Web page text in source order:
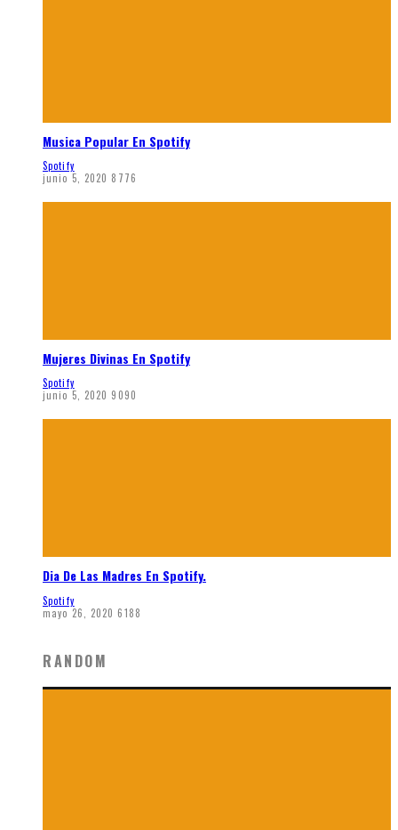
Musica Popular En Spotify
Spotify
junio 5, 2020 8776
Mujeres Divinas En Spotify
Spotify
junio 5, 2020 9090
Dia De Las Madres En Spotify.
Spotify
mayo 26, 2020 6188
RANDOM